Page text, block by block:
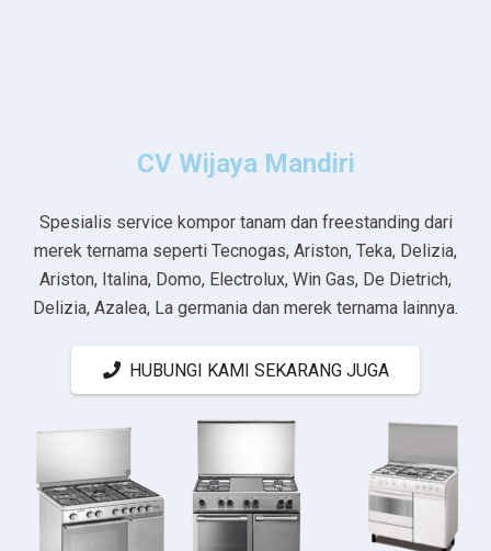
CV Wijaya Mandiri
Spesialis service kompor tanam dan freestanding dari
merek ternama seperti Tecnogas, Ariston, Teka, Delizia,
Ariston, Italina, Domo, Electrolux, Win Gas, De Dietrich,
Delizia, Azalea, La germania dan merek ternama lainnya.
HUBUNGI KAMI SEKARANG JUGA